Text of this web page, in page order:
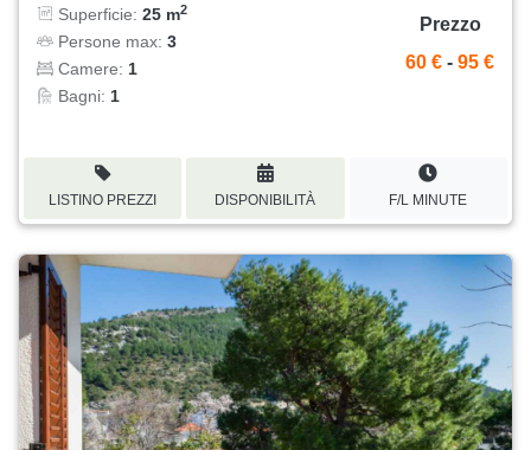
Superficie: 25 m2
Persone max: 3
Camere: 1
Bagni: 1
Prezzo
60 € - 95 €
LISTINO PREZZI DISPONIBILITÀ F/L MINUTE